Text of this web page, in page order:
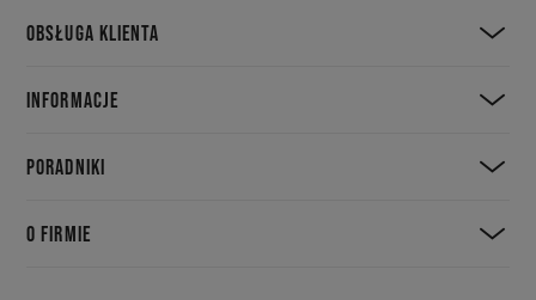
OBSŁUGA KLIENTA
INFORMACJE
PORADNIKI
O FIRMIE